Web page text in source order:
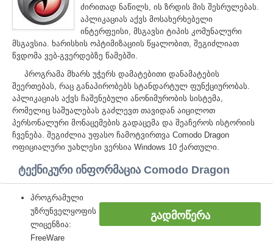
ძირითად ნაწილს, ის ზრდის მის შესრულებას.
აპლიკაციას აქვს მოსახერხებელი
ინტერფეისი, მსგავსი ტიპის კომუნალური
მსგავსია. ხარისხის ოპტიმიზაციის წყალობით, შეგიძლიათ
წვდომა ვებ-გვერდებზე წამებში.
პროგრამა მხარს უჭერს დამატებითი დანამატების
შეერთებას, რაც განაპირობებს სტანდარტულ ფუნქციურობას.
აპლიკაციას აქვს ჩაშენებული ანონიმურობის სისტემა,
რომელიც საშუალებას გაძლევთ თავიდან აიცილოთ
პერსონალური მონაცემების გადაცემა და შეაჩეროს ისტორიის
ჩვენება. შეგიძლია უფასო ჩამოტვირთვა Comodo Dragon
ოფიციალური უახლესი ვერსია Windows 10 ქართული.
ტექნიკური ინფორმაცია Comodo Dragon
ᲒᲐᲓᲛᲝᲬᲔᲠᲐ
პროგრამული
უზრუნველყოფის
ლიცენზია:
FreeWare